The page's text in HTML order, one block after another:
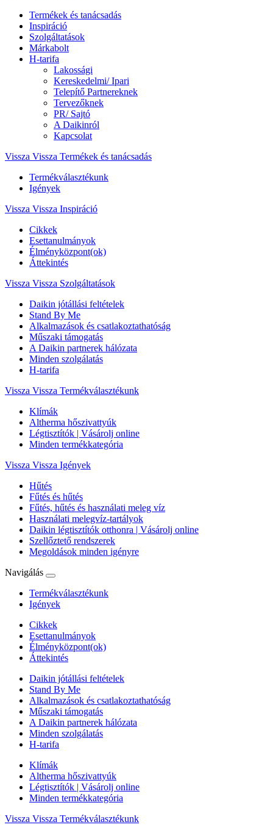
Termékek és tanácsadás
Inspiráció
Szolgáltatások
Márkabolt
H-tarifa
Lakossági
Kereskedelmi/ Ipari
Telepítő Partnereknek
Tervezőknek
PR/ Sajtó
A Daikinról
Kapcsolat
Vissza Vissza Termékek és tanácsadás
Termékválasztékunk
Igények
Vissza Vissza Inspiráció
Cikkek
Esettanulmányok
Élményközpont(ok)
Áttekintés
Vissza Vissza Szolgáltatások
Daikin jótállási feltételek
Stand By Me
Alkalmazások és csatlakoztathatóság
Műszaki támogatás
A Daikin partnerek hálózata
Minden szolgálatás
H-tarifa
Vissza Vissza Termékválasztékunk
Klímák
Altherma hőszivattyúk
Légtisztítók | Vásárolj online
Minden termékkategória
Vissza Vissza Igények
Hűtés
Fűtés és hűtés
Fűtés, hűtés és használati meleg víz
Használati melegvíz-tartályok
Daikin légtisztítók otthonra | Vásárolj online
Szellőztető rendszerek
Megoldások minden igényre
Navigálás
Termékválasztékunk
Igények
Cikkek
Esettanulmányok
Élményközpont(ok)
Áttekintés
Daikin jótállási feltételek
Stand By Me
Alkalmazások és csatlakoztathatóság
Műszaki támogatás
A Daikin partnerek hálózata
Minden szolgálatás
H-tarifa
Klímák
Altherma hőszivattyúk
Légtisztítók | Vásárolj online
Minden termékkategória
Vissza Vissza Termékválasztékunk